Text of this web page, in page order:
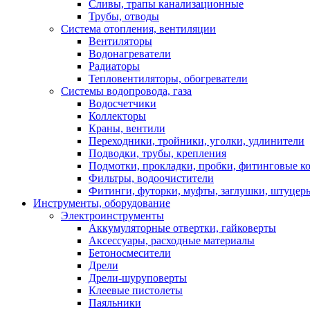
Сливы, трапы канализационные
Трубы, отводы
Система отопления, вентиляции
Вентиляторы
Водонагреватели
Радиаторы
Тепловентиляторы, обогреватели
Системы водопровода, газа
Водосчетчики
Коллекторы
Краны, вентили
Переходники, тройники, уголки, удлинители
Подводки, трубы, крепления
Подмотки, прокладки, пробки, фитинговые
Фильтры, водоочистители
Фитинги, футорки, муфты, заглушки,
Инструменты, оборудование
Электроинструменты
Аккумуляторные отвертки, гайковерты
Аксессуары, расходные материалы
Бетоносмесители
Дрели
Дрели-шуруповерты
Клеевые пистолеты
Паяльники